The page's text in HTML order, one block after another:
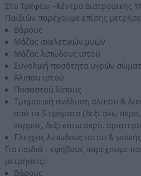
Στο Τρέφειν –Κέντρο Διατροφικής
Παιδιών παρέχουμε επίσης
Βάρους
Μάζας σκελετικών μυών
Μάζας λιπώδους ιστού
Συνολική ποσότητα υγρών
Άλιπου ιστού
Ποσοστού λίπους
Τμηματική ανάλυση άλιπου &
από τα 5 τμήματα (δεξί άνω
κορμός, δεξί κάτω άκρο,
Έλεγχος λιπώδους ιστού &
Για παιδιά – εφήβους παρέχουμε
μετρήσεις:
Βάρους